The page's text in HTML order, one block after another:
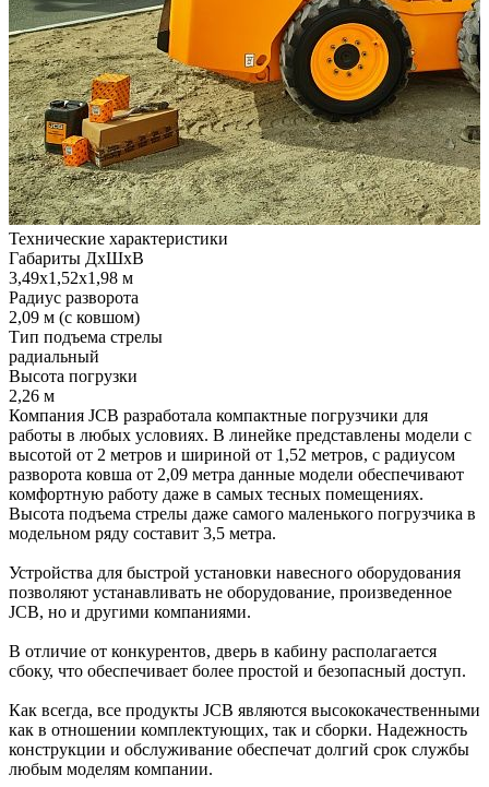
Технические характеристики
Габариты ДхШхВ
3,49х1,52х1,98 м
Радиус разворота
2,09 м (с ковшом)
Тип подъема стрелы
радиальный
Высота погрузки
2,26 м
Компания JCB разработала компактные погрузчики для
работы в любых условиях. В линейке представлены модели с
высотой от 2 метров и шириной от 1,52 метров, с радиусом
разворота ковша от 2,09 метра данные модели обеспечивают
комфортную работу даже в самых тесных помещениях.
Высота подъема стрелы даже самого маленького погрузчика в
модельном ряду составит 3,5 метра.
Устройства для быстрой установки навесного оборудования
позволяют устанавливать не оборудование, произведенное
JCB, но и другими компаниями.
В отличие от конкурентов, дверь в кабину располагается
сбоку, что обеспечивает более простой и безопасный доступ.
Как всегда, все продукты JCB являются высококачественными
как в отношении комплектующих, так и сборки. Надежность
конструкции и обслуживание обеспечат долгий срок службы
любым моделям компании.